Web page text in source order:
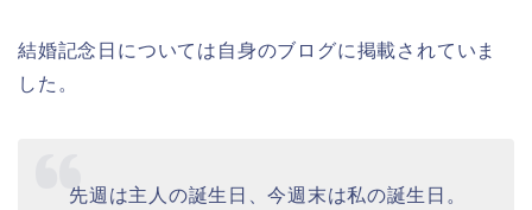
結婚記念日については自身のブログに掲載されていま
した。
先週は主人の誕生日、今週末は私の誕生日。